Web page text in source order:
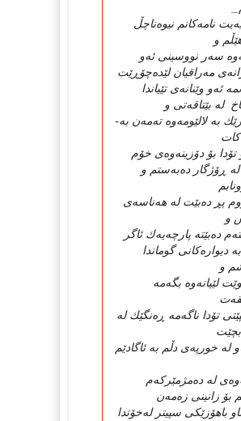
نامه‌كانم نیوه‌ناچڵ
و
سه‌ر نووسینی ئه‌و
مه‌راقیان لێده‌چۆڕێت
ئه‌و وێنانه‌ی تێیاندا
له‌ بێتاقه‌تی و
به‌ لالێومه‌وه‌ ته‌مه‌ن به‌-
تۆدا بۆ دۆزینه‌وه‌ی خۆم
ڕۆژگار ده‌به‌ستم و
پڕ ده‌بێت له‌ هه‌ناسه‌ی
و
ده‌بێته‌ پارچه‌یه‌ك ئاگر
دیواره‌كانی گوماندا
و
لێیانه‌وه‌ بگه‌مه‌
تۆدا ناگه‌مه‌ ڕه‌نگێك له‌
له‌ خورپه‌ی دڵم به‌ ئاگادێم
له‌ ده‌مژمێركه‌م
بۆ زانینی زه‌مه‌ن
باهۆزێكی سپیتر له‌خۆتدا